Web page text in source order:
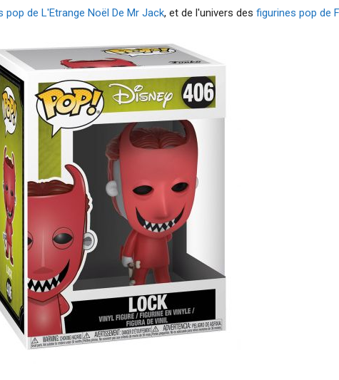
de L'Etrange Noël De Mr Jack, et de l'univers des figurines pop de